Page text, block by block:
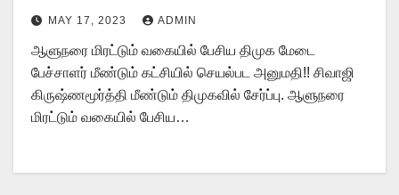
MAY 17, 2023 ADMIN
ஆளுநரை மிரட்டும் வகையில் பேசிய திமுக மேடை
பேச்சாளர் மீண்டும் கட்சியில் செயல்பட அனுமதி!! சிவாஜி
கிருஷ்ணமூர்த்தி மீண்டும் திமுகவில் சேர்ப்பு. ஆளுநரை
மிரட்டும் வகையில் பேசிய…